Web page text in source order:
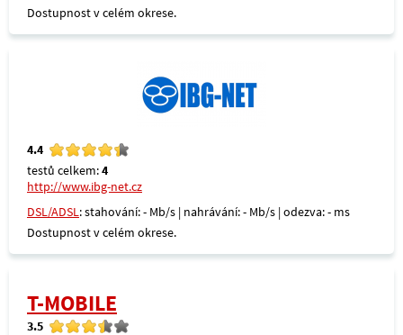
Dostupnost v celém okrese.
4.4
testů celkem:4
http://www.ibg-net.cz
DSL/ADSL: stahování: - Mb/s | nahrávání: - Mb/s | odezva: - ms
Dostupnost v celém okrese.
T-MOBILE
3.5